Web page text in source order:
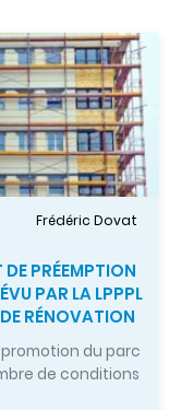
Frédéric Dovat
DE PRÉEMPTION
PAR LA LPPPL
RÉNOVATION
promotion du parc
de conditions